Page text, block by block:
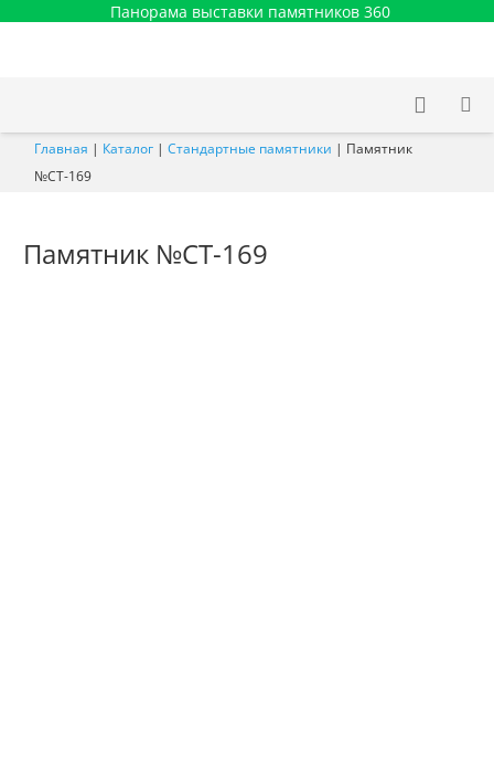
Панорама выставки памятников 360
Главная | Каталог | Стандартные памятники | Памятник
№СТ-169
Памятник №СТ-169